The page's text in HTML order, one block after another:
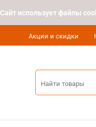
Cайт использует файлы
Акции и скидки